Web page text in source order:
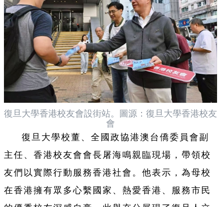
復旦大學香港校友會設街站。圖源：復旦大學香港校友
會
復旦大學校董、全國政協港澳台僑委員會副
主任、香港校友會會長屠海鳴親臨現場，帶領校
友們以實際行動服務香港社會。他表示，為母校
在香港擁有眾多心繫國家、熱愛香港、服務市民